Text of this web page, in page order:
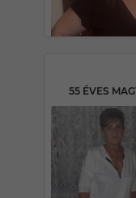
55 ÉVES